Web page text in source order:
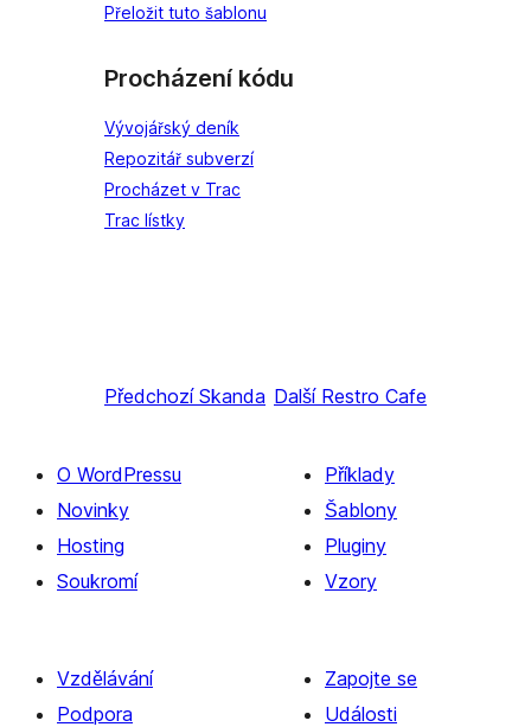
Přeložit tuto šablonu
Procházení kódu
Vývojářský deník
Repozitář subverzí
Procházet v Trac
Trac lístky
Předchozí Skanda Další Restro Cafe
O WordPressu
Novinky
Hosting
Soukromí
Příklady
Šablony
Pluginy
Vzory
Vzdělávání
Podpora
Zapojte se
Události